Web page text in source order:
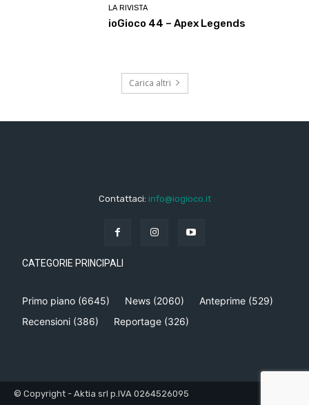
LA RIVISTA
ioGioco 44 – Apex Legends
Carica altri
Contattaci: info@iogioco.it
CATEGORIE PRINCIPALI
Primo piano (6645) News (2060) Anteprime (529)
Recensioni (386) Reportage (326)
© Copyright - Aktia srl p.IVA 0264526095